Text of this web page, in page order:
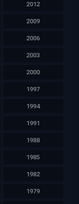
2012
2009
2006
2003
2000
1997
1994
1991
1988
1985
1982
1979